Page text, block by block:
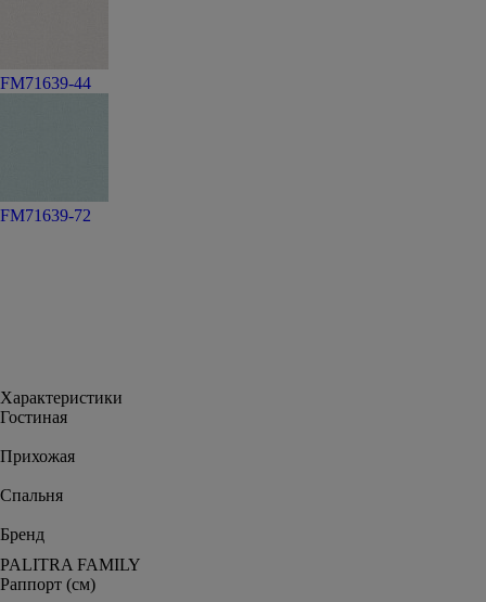
FM71639-44
FM71639-72
Характеристики
Гостиная
Прихожая
Спальня
Бренд
PALITRA FAMILY
Раппорт (см)